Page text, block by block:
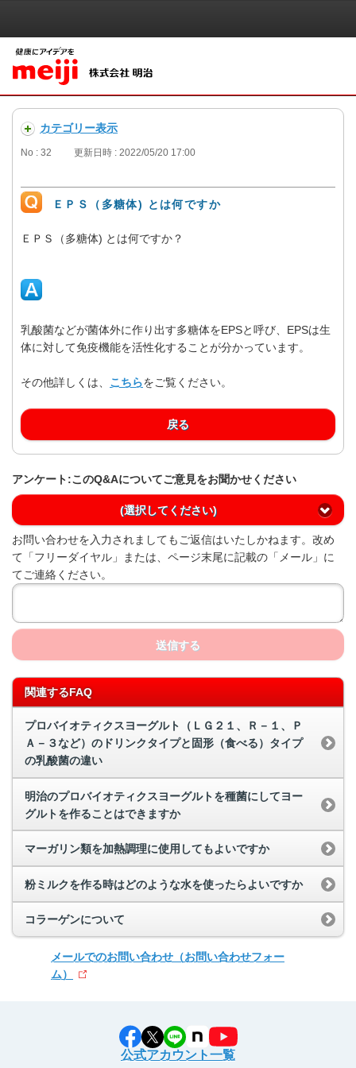
カテゴリー表示
No : 32 更新日時 : 2022/05/20 17:00
ＥＰＳ（多糖体) とは何ですか
ＥＰＳ（多糖体) とは何ですか？
乳酸菌などが菌体外に作り出す多糖体をEPSと呼び、EPSは生
体に対して免疫機能を活性化することが分かっています。
その他詳しくは、 こちらをご覧ください。
戻る
アンケート:このQ&Aについてご意見をお聞かせください
(選択してください)
お問い合わせを入力されましてもご返信はいたしかねます。改め
て「フリーダイヤル」または、ページ末尾に記載の「メール」に
てご連絡ください。
送信する
関連するFAQ
プロバイオティクスヨーグルト（ＬＧ２１、Ｒ－１、Ｐ
Ａ－３など）のドリンクタイプと固形（食べる）タイプ
の乳酸菌の違い
明治のプロバイオティクスヨーグルトを種菌にしてヨー
グルトを作ることはできますか
マーガリン類を加熱調理に使用してもよいですか
粉ミルクを作る時はどのような水を使ったらよいですか
コラーゲンについて
メールでのお問い合わせ （お問い合わせフォー
ム）
公式アカウント一覧